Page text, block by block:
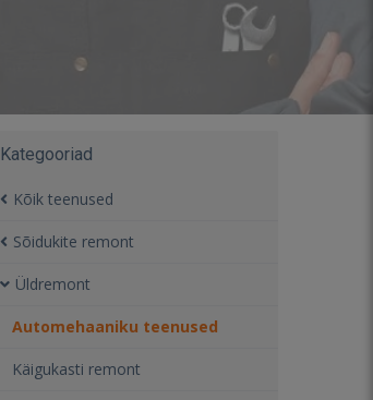
Kategooriad
Kõik teenused
Sõidukite remont
Üldremont
Automehaaniku teenused
Käigukasti remont